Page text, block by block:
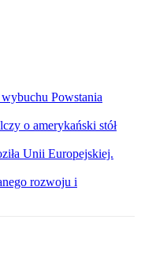
wybuchu Powstania
o amerykański stół
Unii Europejskiej.
rozwoju i